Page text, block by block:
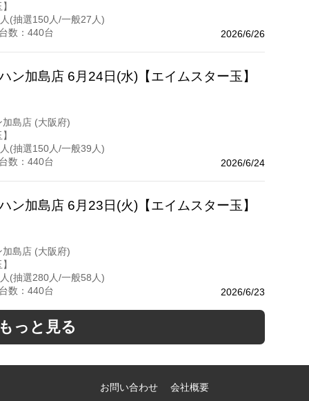
(抽選150人/一般27人)
数：440台
2026/6/26
ン加島店 6月24日(水)【エイムスター玉】
島店 (大阪府)
(抽選150人/一般39人)
数：440台
2026/6/24
ン加島店 6月23日(火)【エイムスター玉】
島店 (大阪府)
(抽選280人/一般58人)
数：440台
2026/6/23
っと見る
お問い合わせ
会社概要